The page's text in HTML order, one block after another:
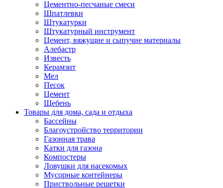
Цементно-песчаные смеси
Шпатлевки
Штукатурки
Штукатурный инструмент
Цемент, вяжущие и сыпучие материалы
Алебастр
Известь
Керамзит
Мел
Песок
Цемент
Щебень
Товары для дома, сада и отдыха
Бассейны
Благоустройство территории
Газонная трава
Катки для газона
Компостеры
Ловушки для насекомых
Мусорные контейнеры
Приствольные решетки